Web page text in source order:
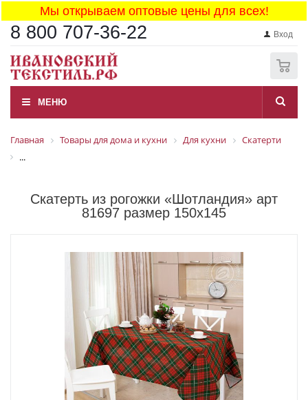
Мы открываем оптовые цены для всех!
8 800 707-36-22 Вход
МЕНЮ
Главная Товары для дома и кухни Для кухни
Скатерти
...
Скатерть из рогожки «Шотландия» арт
81697 размер 150x145